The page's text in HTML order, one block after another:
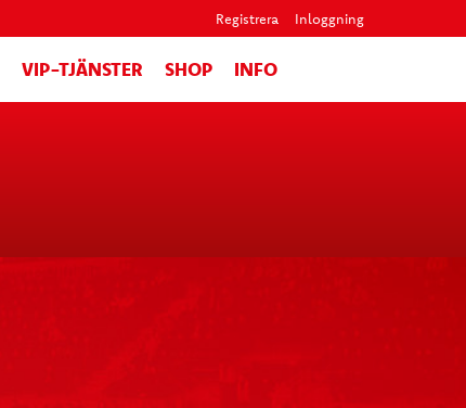
Registrera Inloggning
VIP-TJÄNSTER SHOP INFO